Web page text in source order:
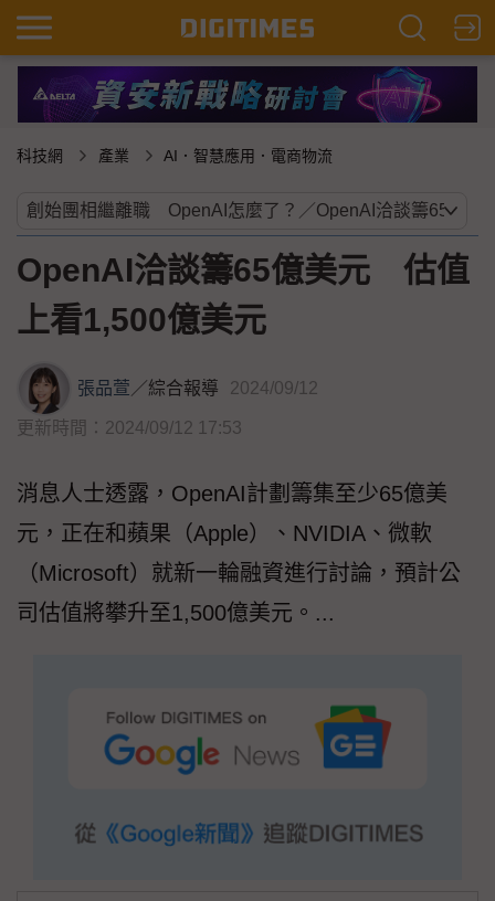
科技網 產業 AI．智慧應用．電商物流
OpenAI洽談籌65億美元 估值
上看1,500億美元
張品萱／綜合報導 2024/09/12
更新時間：2024/09/12 17:53
消息人士透露，OpenAI計劃籌集至少65億美
元，正在和蘋果（Apple）、NVIDIA、微軟
（Microsoft）就新一輪融資進行討論，預計公
司估值將攀升至1,500億美元。...